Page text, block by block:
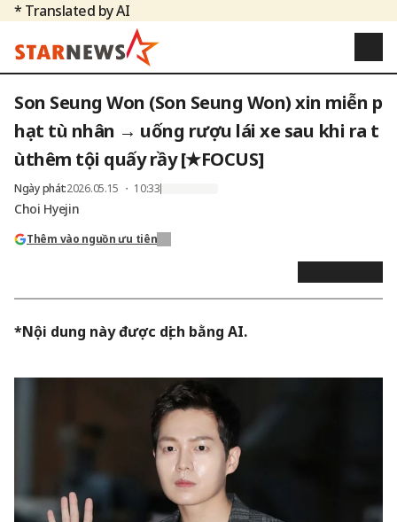
* Translated by AI
Son Seung Won (Son Seung Won) xin miễn p
hạt tù nhân → uống rượu lái xe sau khi ra t
ùthêm tội quấy rầy [★FOCUS]
Ngày phát:2026.05.15 ・ 10:33
Choi Hyejin
Thêm vào nguồn ưu tiên
*Nội dung này được dịch bằng AI.